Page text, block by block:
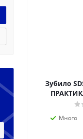
Зубило
Много